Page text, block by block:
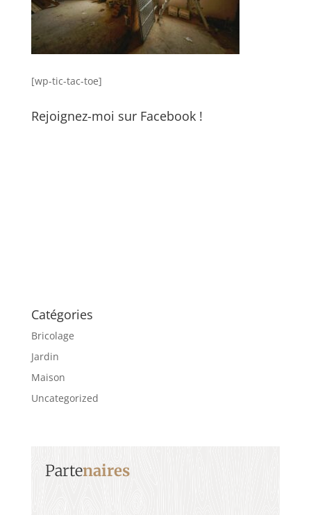
[wp-tic-tac-toe]
Rejoignez-moi sur Facebook !
Catégories
Bricolage
Jardin
Maison
Uncategorized
Partenaires